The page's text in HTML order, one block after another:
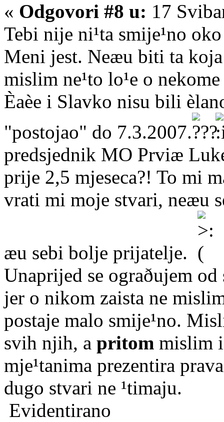
« Odgovori #8 u: 17
Tebi nije ni¹ta smije¹no
Meni jest. Neæu biti ta
mislim ne¹to lo¹e o
Èaèe i Slavko nisu bili
"postojao" do 7.3.2007.
predsjednik MO Prviæ
prije 2,5 mjeseca?! To mi
vrati mi moje stvari, neæu
æu sebi bolje prijatelje.
Unaprijed se ograðujem
jer o nikom zaista ne
postaje malo smije¹no.
svih njih, a pritom mislim i
mje¹tanima prezentira
dugo stvari ne ¹timaju.
Evidentirano